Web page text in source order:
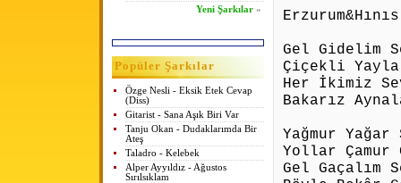
Yeni Şarkılar »
Popüler Şarkılar
Özge Nesli - Eksik Etek Cevap
(Diss)
Gitarist - Sana Aşık Biri Var
Tanju Okan - Dudaklarımda Bir
Ateş
Taladro - Kelebek
Alper Ayyıldız - Ağustos
Sırılsıklam
Gel Gidelim
Çiçekli
Her İkimiz
Bakarız
Yağmur Yağar
Yollar Çamur
Gel Gaçalım